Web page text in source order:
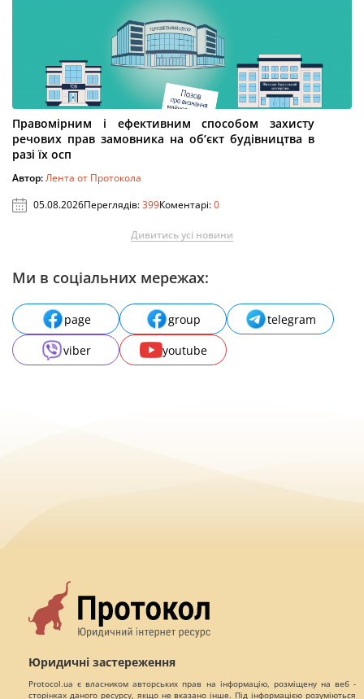
Правомірним і ефективним способом захисту
речових прав замовника на об’єкт будівництва в
разі їх осп
Автор:Лента от Протокола
05.08.2026Переглядів:399Коментарі:0
Дивитись усі новини
Ми в соціальних мережах:
page group
telegram
viber
youtube
Юридичні застереження
Protocol.ua є власником авторських прав на інформацію, розміщену на веб -
сторінках даного ресурсу, якщо не вказано інше. Під інформацією розуміються